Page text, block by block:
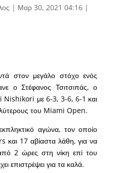
| Μαρ 30, 2021 04:16|
στον μεγάλο στόχο ενός
ο Στέφανος Τσιτσιπάς, ο
Nishikori με 6-3, 3-6, 6-1 και
του Miami Open.
αγώνα, τον οποίο
17 αβίαστα λάθη, για να
2 ώρες στη νίκη επί του
επιστρέψει για τα καλά.